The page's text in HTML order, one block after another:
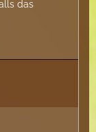
das